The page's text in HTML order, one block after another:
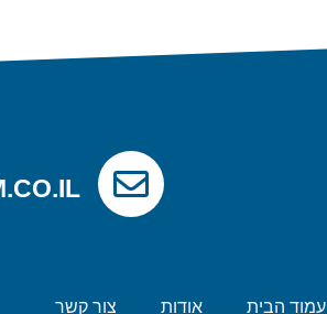
עמוד הבית אודות צור קשר